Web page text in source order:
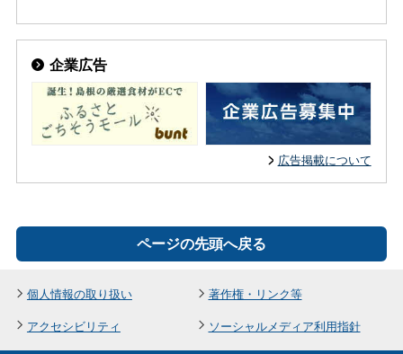
企業広告
広告掲載について
ページの先頭へ戻る
個人情報の取り扱い
著作権・リンク等
アクセシビリティ
ソーシャルメディア利用指針